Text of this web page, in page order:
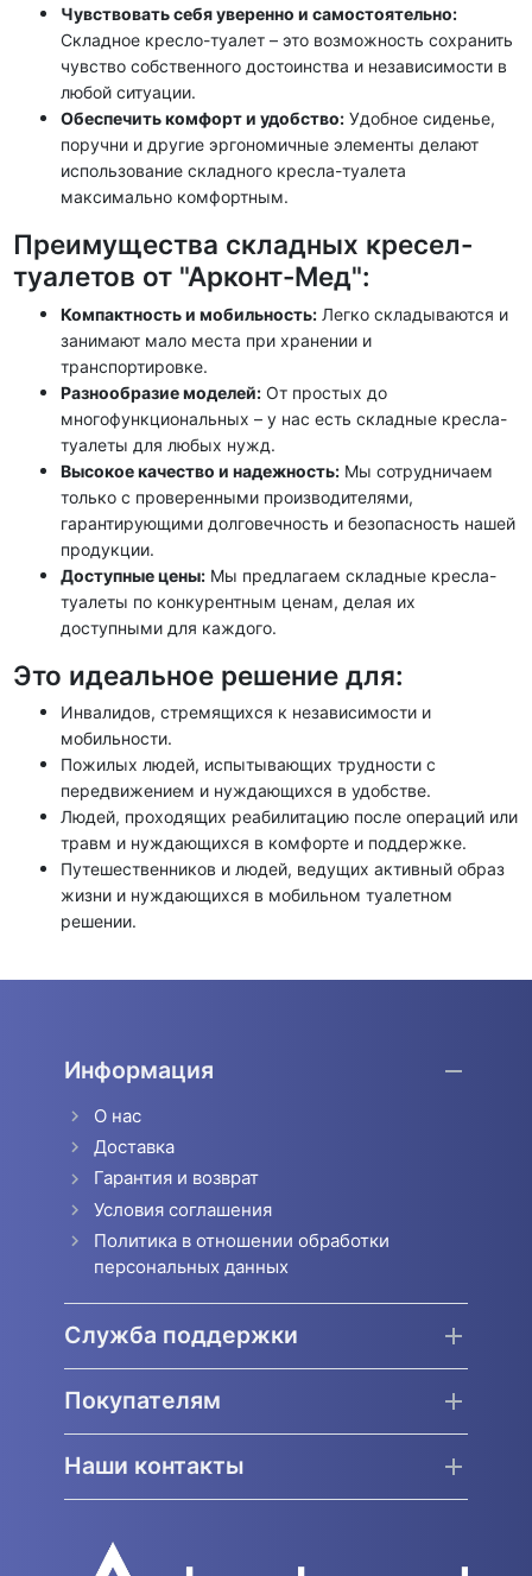
Чувствовать себя уверенно и самостоятельно:
Складное кресло-туалет – это возможность сохранить
чувство собственного достоинства и независимости в
любой ситуации.
Обеспечить комфорт и удобство: Удобное сиденье,
поручни и другие эргономичные элементы делают
использованиескладного кресла-туалета
максимально комфортным.
Преимущества складных кресел-
туалетов от "Арконт-Мед":
Компактность и мобильность: Легкоскладываются и
занимают мало места при хранении и
транспортировке.
Разнообразие моделей: От простых до
многофункциональных – у нас естьскладные кресла-
туалеты для любых нужд.
Высокое качество и надежность: Мы сотрудничаем
только с проверенными производителями,
гарантирующими долговечность и безопасность нашей
продукции.
Доступные цены: Мы предлагаемскладные кресла-
туалеты по конкурентным ценам, делая их
доступными для каждого.
Это идеальное решение для:
Инвалидов, стремящихся к независимости и
мобильности.
Пожилых людей, испытывающих трудности с
передвижением и нуждающихся вудобстве.
Людей, проходящих реабилитацию после операций или
травм и нуждающихся в комфорте и поддержке.
Путешественников и людей, ведущих активный образ
жизни и нуждающихся в мобильном туалетном
решении.
Информация
О нас
Доставка
Гарантия и возврат
Условия соглашения
Политика в отношении обработки
персональных данных
Служба поддержки
Покупателям
Наши контакты